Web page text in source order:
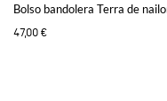
Bolso bandolera Terra de
47,00 €